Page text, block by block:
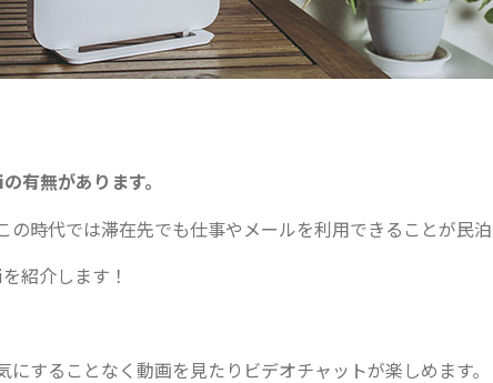
有無があります。
時代では滞在先でも仕事やメールを利用できることが民
紹介します！
することなく動画を見たりビデオチャットが楽しめます。